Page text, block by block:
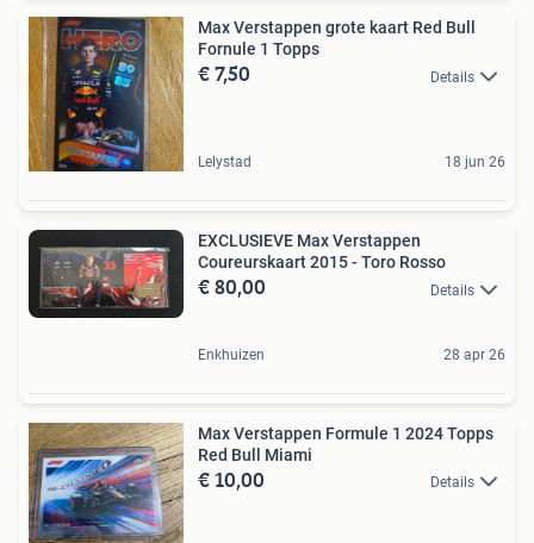
Max Verstappen grote kaart Red Bull
Fornule 1 Topps
€ 7,50 Details
Lelystad 18 jun 26
EXCLUSIEVE Max Verstappen
Coureurskaart 2015 - Toro Rosso
€ 80,00 Details
Enkhuizen 28 apr 26
Max Verstappen Formule 1 2024 Topps
Red Bull Miami
€ 10,00 Details